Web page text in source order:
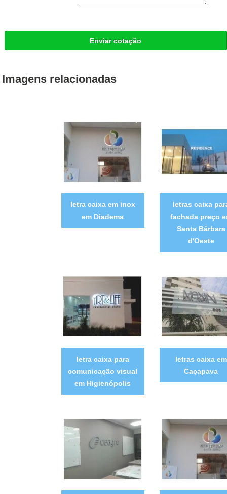
Enviar cotação
Imagens relacionadas
letra caixa em inox
em Diadema
letras caixa
fachada preço
Santa Bárbara
d'Oeste
letra caixa para
comunicação visual
em Higienópolis
letras caixa em
Caçapava